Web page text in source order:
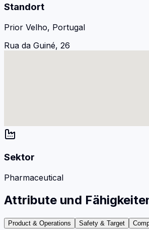
Standort
Prior Velho, Portugal
Rua da Guiné, 26
Sektor
Pharmaceutical
Attribute und
Product & Operations Safety & Target